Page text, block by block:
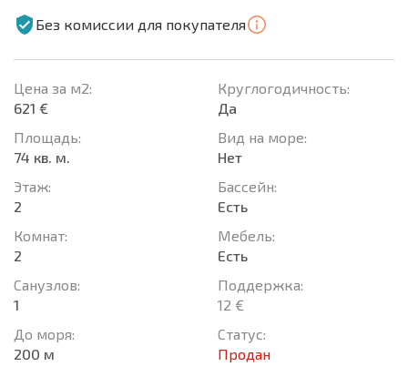
Без комиссии для покупателя
Цена за м2:
621 €
Площадь:
74 кв. м.
Этаж:
2
Комнат:
2
Санузлов:
1
До моря:
200 м
Круглогодичность:
Да
Вид на море:
Нет
Басcейн:
Есть
Мебель:
Есть
Поддержка:
12 €
Статус:
Продан